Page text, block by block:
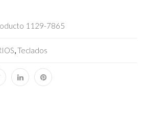
1129-7865
,Teclados